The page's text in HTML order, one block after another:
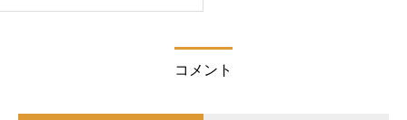
コメント